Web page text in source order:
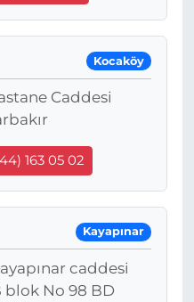
Kocaköy
Caddesi
163 05 02
Kayapınar
caddesi
blok No 98 BD